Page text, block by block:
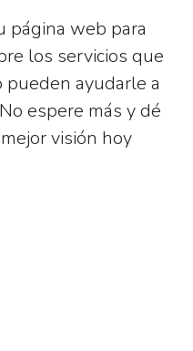
página web para
los servicios que
pueden ayudarle a
espere más y dé
visión hoy